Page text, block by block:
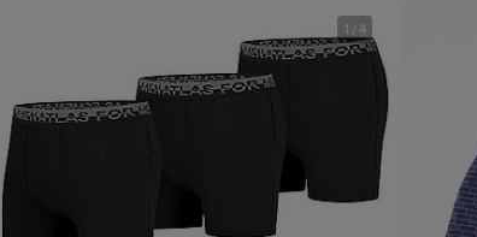
1 /4